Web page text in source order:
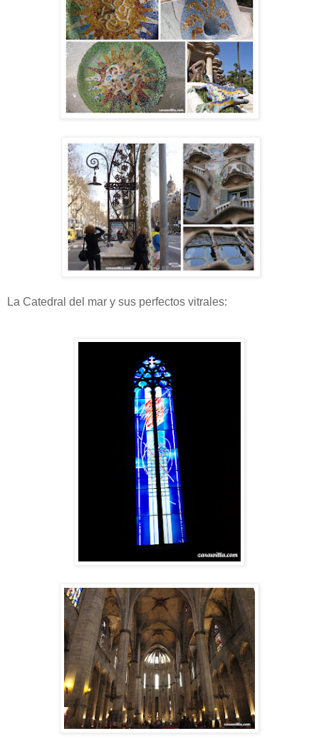
La Catedral del mar y sus perfectos vitrales: